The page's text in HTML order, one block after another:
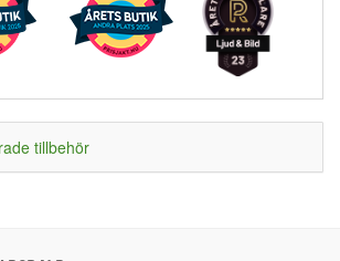
tillbehör